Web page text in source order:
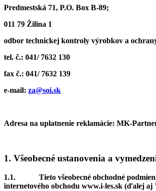
Predmestská 71, P.O. Box B-89;
011 79 Žilina 1
odbor technickej kontroly výrobkov a
tel. č.: 041/ 7632 130
fax č.: 041/ 7632 139
e-mail: za@soi.sk
Adresa na uplatnenie reklamácie: MK-
1. Všeobecné ustanovenia a
1.1. Tieto všeobecné obchodné
internetového obchodu www.i-les.sk (ďalej